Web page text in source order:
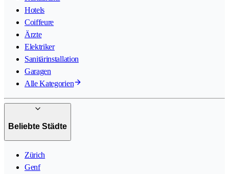
Hotels
Coiffeure
Ärzte
Elektriker
Sanitärinstallation
Garagen
Alle Kategorien
Beliebte Städte
Zürich
Genf